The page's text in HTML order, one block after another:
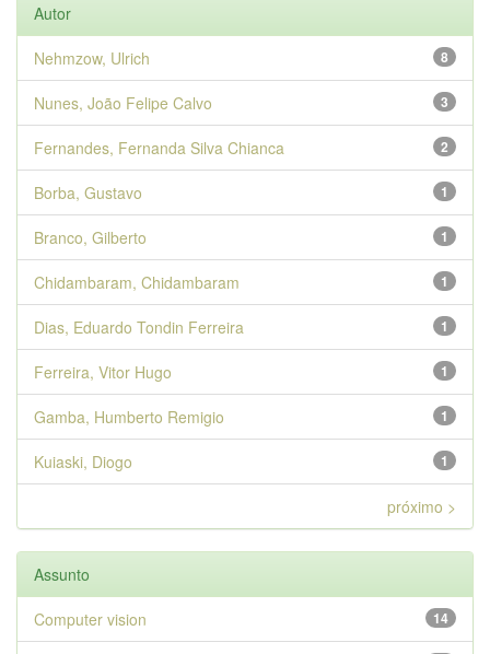
Autor
8
Nehmzow, Ulrich
3
Nunes, João Felipe Calvo
2
Fernandes, Fernanda Silva Chianca
1
Borba, Gustavo
1
Branco, Gilberto
1
Chidambaram, Chidambaram
1
Dias, Eduardo Tondin Ferreira
1
Ferreira, Vitor Hugo
1
Gamba, Humberto Remigio
1
Kuiaski, Diogo
próximo >
Assunto
14
Computer vision